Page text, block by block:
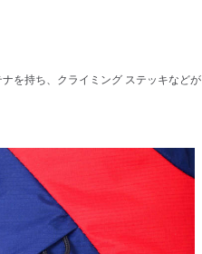
を持ち、クライミング ステッキなどが